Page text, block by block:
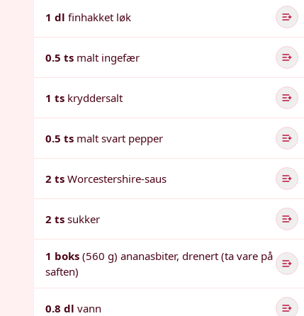
1 dl finhakket løk
0.5 ts malt ingefær
1 ts kryddersalt
0.5 ts malt svart pepper
2 ts Worcestershire-saus
2 ts sukker
1 boks (560 g) ananasbiter, drenert (ta vare på
saften)
0.8 dl vann